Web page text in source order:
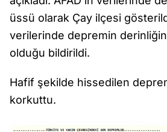
üssü olarak Çay ilçesi
verilerinde depremin
olduğu bildirildi.
Hafif şekilde hissedilen
korkuttu.